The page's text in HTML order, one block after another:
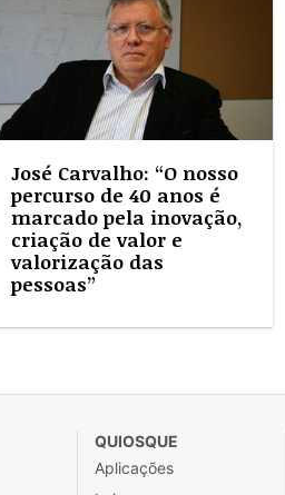
José Carvalho: “O nosso
percurso de 40 anos é
marcado pela inovação,
criação de valor e
valorização das
pessoas”
QUIOSQUE
Aplicações